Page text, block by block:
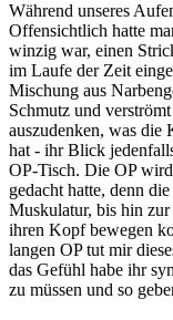
Während unseres
Offensichtlich hatte
winzig war, einen
im Laufe der Zeit
Mischung aus
Schmutz und
auszudenken, was die
hat - ihr Blick
OP-Tisch. Die OP
gedacht hatte, denn
Muskulatur, bis hin
ihren Kopf bewegen
langen OP tut mir
das Gefühl habe ihr
zu müssen und so